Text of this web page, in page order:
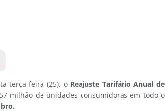
terça-feira (25), o Reajuste Tarifário Anual de
milhão de unidades consumidoras em todo o